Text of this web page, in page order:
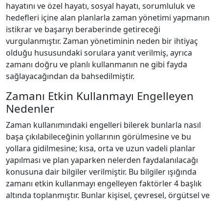
hayatını ve özel hayatı, sosyal hayatı, sorumluluk ve
hedefleri içine alan planlarla zaman yönetimi yapmanın
istikrar ve başarıyı beraberinde getireceği
vurgulanmıştır. Zaman yönetiminin neden bir ihtiyaç
olduğu hususundaki sorulara yanıt verilmiş, ayrıca
zamanı doğru ve planlı kullanmanın ne gibi fayda
sağlayacağından da bahsedilmiştir.
Zamanı Etkin Kullanmayı Engelleyen
Nedenler
Zaman kullanımındaki engelleri bilerek bunlarla nasıl
başa çıkılabileceğinin yollarının görülmesine ve bu
yollara gidilmesine; kısa, orta ve uzun vadeli planlar
yapılması ve plan yaparken nelerden faydalanılacağı
konusuna dair bilgiler verilmiştir. Bu bilgiler ışığında
zamanı etkin kullanmayı engelleyen faktörler 4 başlık
altında toplanmıştır. Bunlar kişisel, çevresel, örgütsel ve